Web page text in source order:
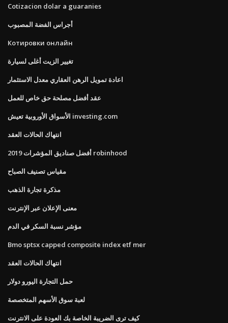
Cotizacion dolar a guaranies
أجراس الفضة المصبوب
Котировки онлайн
تغيير الزيت أغلى لسيارة
اعادة تمويل الرهن العقاري معدل الاستثمار
عقد أفضل مصلحة حق خاص للعمل
الأسواق الأوروبية تعيش investing.com
انتهاك الحالات العقد
أفضل صناديق المؤشرات 2019 robinhood
مقياس تصنيف الصباح
مذكرة تجارة الذهب
معنى الإعلان عبر الإنترنت
مؤشر نسبة السكر في الدم
Bmo sptsx capped composite index etf mer
انتهاك الحالات العقد
حمل التجارة اليورو دولار
لعبة سوق الأسهم المتخصصة
كيف ترى الضريبة الخاصة بك العودة على الانترنت